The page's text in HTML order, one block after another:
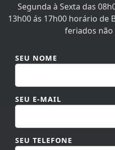
Segunda à Sexta das
13h00 ás 17h00 horário de
feriados
SEU NOME
SEU E-MAIL
SEU TELEFONE